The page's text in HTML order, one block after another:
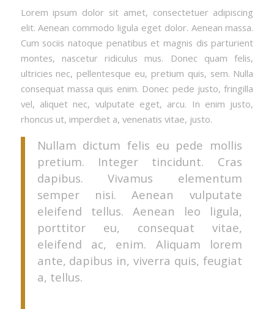
Lorem ipsum dolor sit amet, consectetuer adipiscing
elit. Aenean commodo ligula eget dolor. Aenean massa.
Cum sociis natoque penatibus et magnis dis parturient
montes, nascetur ridiculus mus. Donec quam felis,
ultricies nec, pellentesque eu, pretium quis, sem. Nulla
consequat massa quis enim. Donec pede justo, fringilla
vel, aliquet nec, vulputate eget, arcu. In enim justo,
rhoncus ut, imperdiet a, venenatis vitae, justo.
Nullam dictum felis eu pede mollis
pretium. Integer tincidunt. Cras
dapibus. Vivamus elementum
semper nisi. Aenean vulputate
eleifend tellus. Aenean leo ligula,
porttitor eu, consequat vitae,
eleifend ac, enim. Aliquam lorem
ante, dapibus in, viverra quis, feugiat
a, tellus.